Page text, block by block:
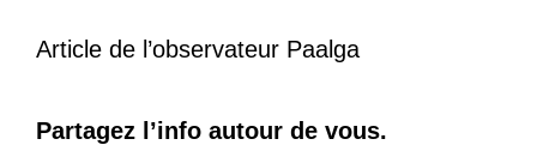
Article de l’observateur Paalga
Partagez l’info autour de vous.